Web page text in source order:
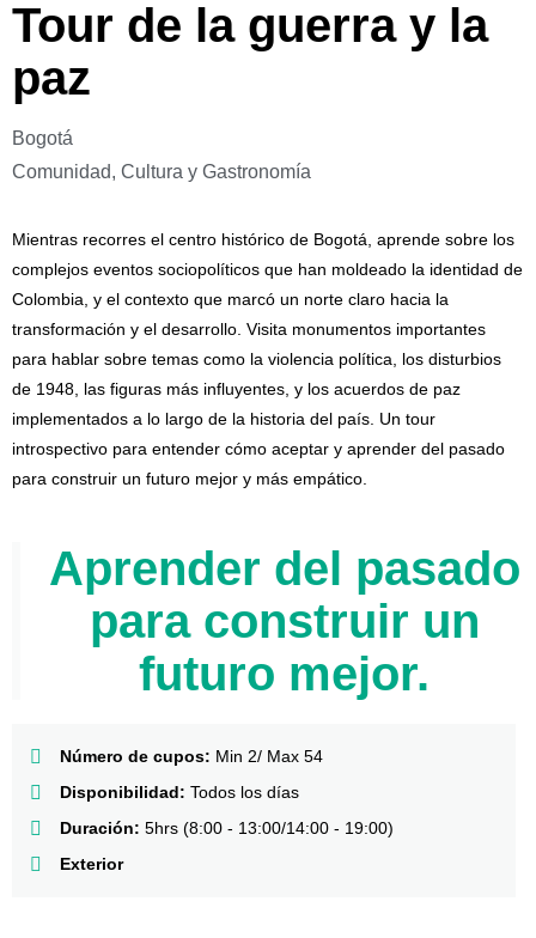
Tour de la guerra y la
paz
Bogotá
Comunidad, Cultura y Gastronomía
Mientras recorres el centro histórico de Bogotá, aprende sobre los
complejos eventos sociopolíticos que han moldeado la identidad de
Colombia, y el contexto que marcó un norte claro hacia la
transformación y el desarrollo. Visita monumentos importantes
para hablar sobre temas como la violencia política, los disturbios
de 1948, las figuras más influyentes, y los acuerdos de paz
implementados a lo largo de la historia del país. Un tour
introspectivo para entender cómo aceptar y aprender del pasado
para construir un futuro mejor y más empático.
Aprender del pasado
para construir un
futuro mejor.
Número de cupos: Min 2/ Max 54
Disponibilidad: Todos los días
Duración: 5hrs (8:00 - 13:00/14:00 - 19:00)
Exterior